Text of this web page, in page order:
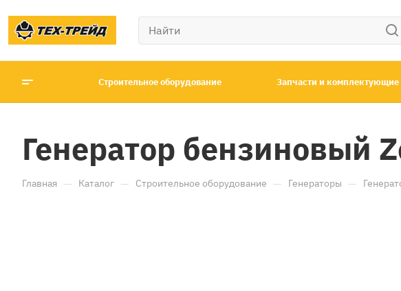
Строительное оборудование Запчасти и комплектующие
Генератор бензиновый
Главная — Каталог — Строительное оборудование — Генераторы —